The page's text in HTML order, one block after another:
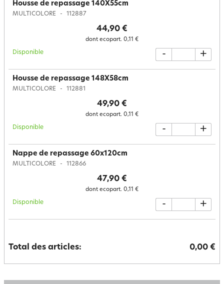
Housse de repassage 140X55cm
MULTICOLORE 112887
44,90 €
dont ecopart. 0,11 €
Disponible - +
Housse de repassage 148X58cm
MULTICOLORE 112881
49,90 €
dont ecopart. 0,11 €
Disponible - +
Nappe de repassage 60x120cm
MULTICOLORE 112866
47,90 €
dont ecopart. 0,11 €
Disponible - +
Total des articles: 0,00 €